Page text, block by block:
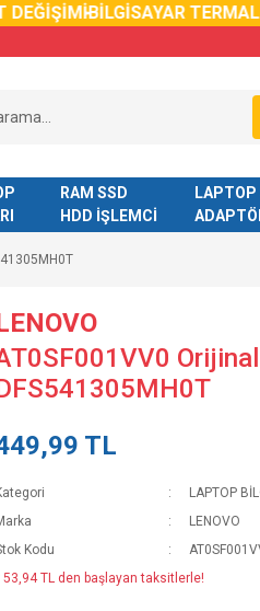
BİLGİSAYAR TERMAL
RAM SSD
HDD İŞLEMCİ
LAPTOP
TL
LAPTOP
LENOVO
Kodu
53,94 TL den başlayan taksitlerle!